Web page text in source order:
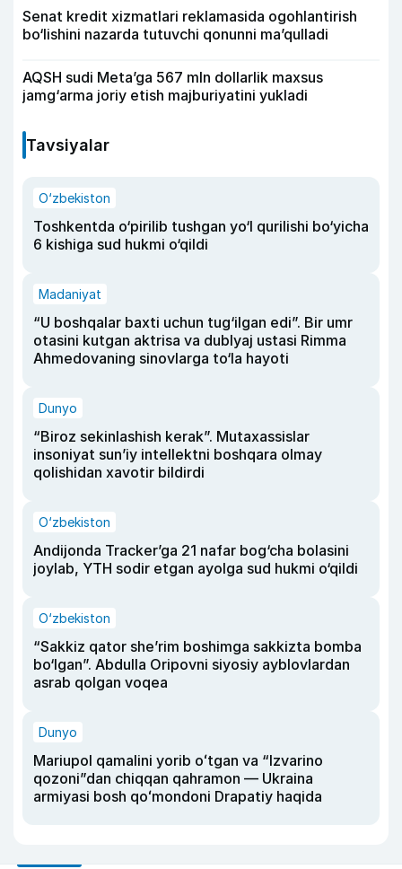
Senat kredit xizmatlari reklamasida ogohlantirish
bo‘lishini nazarda tutuvchi qonunni ma’qulladi
AQSH sudi Meta’ga 567 mln dollarlik maxsus
jamg‘arma joriy etish majburiyatini yukladi
Tavsiyalar
O‘zbekiston
Toshkentda o‘pirilib tushgan yo‘l qurilishi bo‘yicha
6 kishiga sud hukmi o‘qildi
Madaniyat
“U boshqalar baxti uchun tug‘ilgan edi”. Bir umr
otasini kutgan aktrisa va dublyaj ustasi Rimma
Ahmedovaning sinovlarga to‘la hayoti
Dunyo
“Biroz sekinlashish kerak”. Mutaxassislar
insoniyat sun’iy intellektni boshqara olmay
qolishidan xavotir bildirdi
O‘zbekiston
Andijonda Tracker’ga 21 nafar bog‘cha bolasini
joylab, YTH sodir etgan ayolga sud hukmi o‘qildi
O‘zbekiston
“Sakkiz qator she’rim boshimga sakkizta bomba
bo‘lgan”. Abdulla Oripovni siyosiy ayblovlardan
asrab qolgan voqea
Dunyo
Mariupol qamalini yorib oʻtgan va “Izvarino
qozoni”dan chiqqan qahramon — Ukraina
armiyasi bosh qoʻmondoni Drapatiy haqida